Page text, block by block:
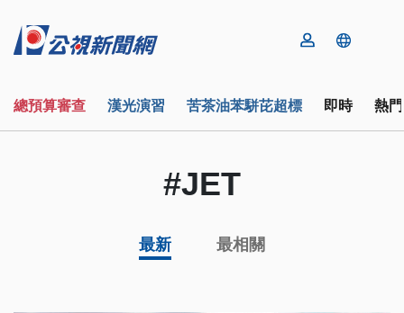
總預算審查 漢光演習 苦茶油苯駢芘超標 即時 熱
#JET
最新 最相關